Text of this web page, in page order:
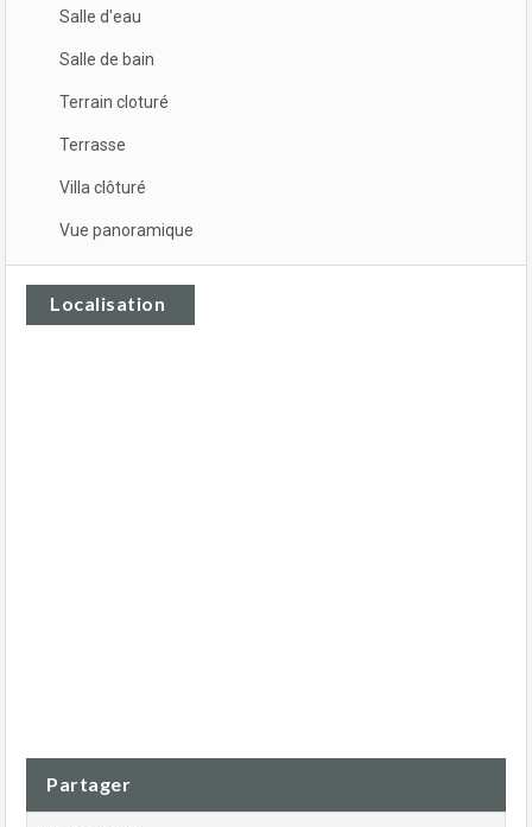
Salle d'eau
Salle de bain
Terrain cloturé
Terrasse
Villa clôturé
Vue panoramique
Localisation
Partager